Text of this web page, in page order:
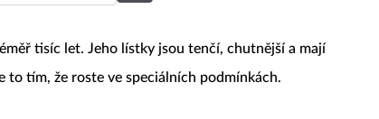
tisíc let. Jeho lístky jsou tenčí, chutnější a mají
to tím, že roste ve speciálních podmínkách.